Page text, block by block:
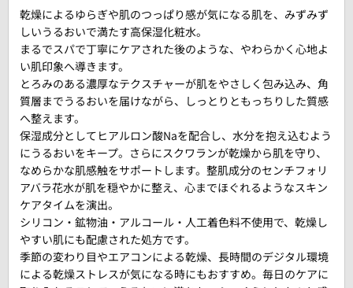
乾燥によるゆらぎや肌のつっぱり感が気になる肌を、みずみず
しいうるおいで満たす高保湿化粧水。
まるでスパで丁寧にケアされた後のような、やわらかく心地よ
い肌印象へ導きます。
とろみのある濃厚なテクスチャーが肌をやさしく包み込み、角
質層までうるおいを届けながら、しっとりともっちりした質感
へ整えます。
保湿成分としてヒアルロン酸Naを配合し、水分を抱え込むよう
にうるおいをキープ。さらにスクワランが乾燥から肌を守り、
なめらかな肌感触をサポートします。整肌成分のセンチフォリ
アバラ花水が肌を穏やかに整え、心までほぐれるようなスキン
ケアタイムを演出。
シリコン・鉱物油・アルコール・人工着色料不使用で、乾燥し
やすい肌にも配慮された処方です。
季節の変わり目やエアコンによる乾燥、長時間のデジタル環境
による乾燥ストレスが気になる時にもおすすめ。毎日のケアに